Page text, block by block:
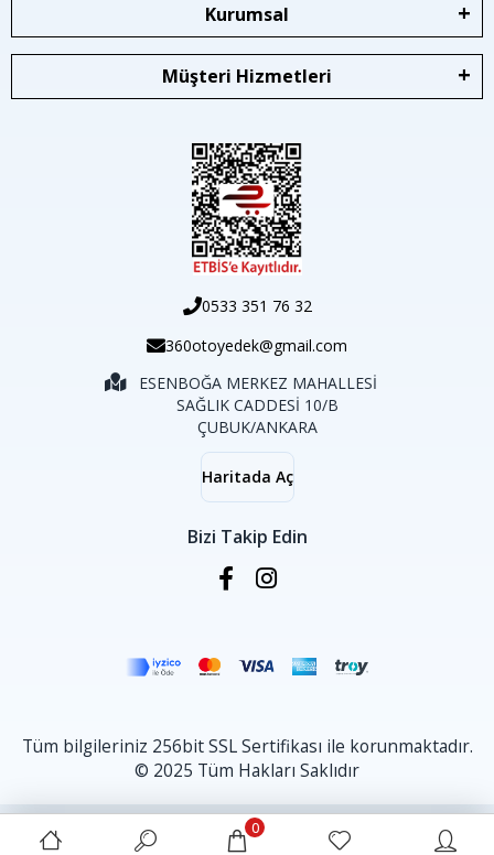
Kurumsal
Müşteri Hizmetleri
0533 351 76 32
360otoyedek@gmail.com
ESENBOĞA MERKEZ MAHALLESİ
SAĞLIK CADDESİ 10/B
ÇUBUK/ANKARA
Haritada Aç
Bizi Takip Edin
Tüm bilgileriniz 256bit SSL Sertifikası ile korunmaktadır.
© 2025 Tüm Hakları Saklıdır
0